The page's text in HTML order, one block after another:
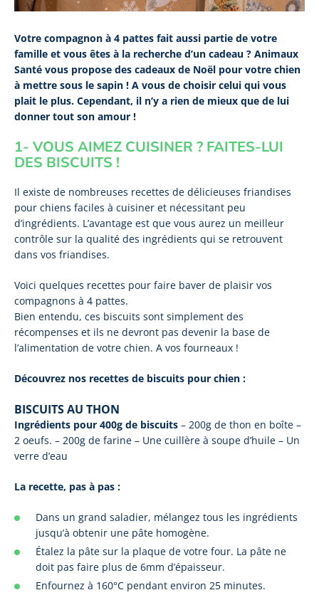
Votre compagnon à 4 pattes fait aussi partie de votre
famille et vous êtes à la recherche d’un cadeau ? Animaux
Santé vous propose des cadeaux de Noël pour votre chien
à mettre sous le sapin ! A vous de choisir celui qui vous
plait le plus. Cependant, il n’y a rien de mieux que de lui
donner tout son amour !
1- VOUS AIMEZ CUISINER ? FAITES-LUI
DES BISCUITS !
Il existe de nombreuses recettes de délicieuses friandises
pour chiens faciles à cuisiner et nécessitant peu
d’ingrédients. L’avantage est que vous aurez un meilleur
contrôle sur la qualité des ingrédients qui se retrouvent
dans vos friandises.
Voici quelques recettes pour faire baver de plaisir vos
compagnons à 4 pattes.
Bien entendu, ces biscuits sont simplement des
récompenses et ils ne devront pas devenir la base de
l’alimentation de votre chien. A vos fourneaux !
Découvrez nos recettes de biscuits pour chien :
BISCUITS AU THON
Ingrédients pour 400g de biscuits – 200g de thon en boîte –
2 oeufs. – 200g de farine – Une cuillère à soupe d’huile – Un
verre d’eau
La recette, pas à pas :
Dans un grand saladier, mélangez tous les ingrédients
jusqu’à obtenir une pâte homogène.
Étalez la pâte sur la plaque de votre four. La pâte ne
doit pas faire plus de 6mm d’épaisseur.
Enfournez à 160°C pendant environ 25 minutes.